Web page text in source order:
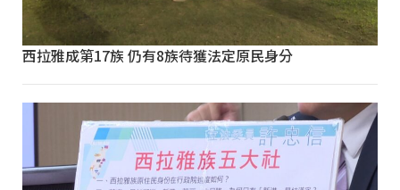
西拉雅成第17族 仍有8族待獲法定原民身分